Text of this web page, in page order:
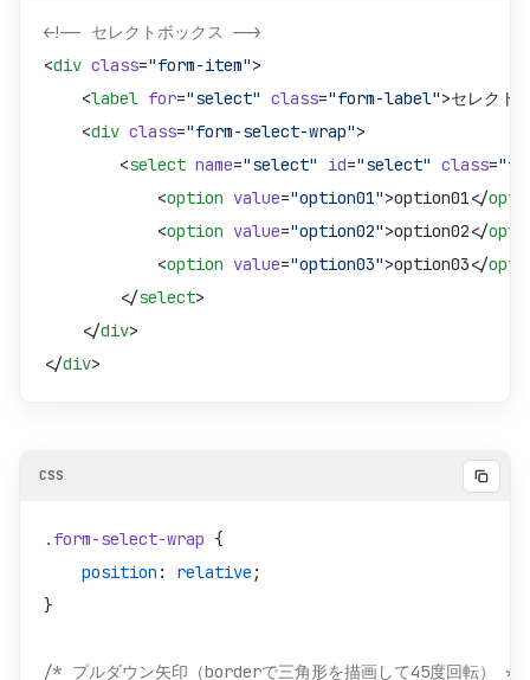
    left
    width
: var(--radio-checkbox-size
    height
: var(--radio-checkbox-size
    transform
<!-- セレクトボックス -->
<div class="form-item">
    <
label for="select" class="form-label">セレクト
    <
div class="form-select-wrap">
        <
select name="select" id="select" class=
            <
option value="option01">option01</
            <
option value="option02">option02</
            <
option value="option03">option03</
        </
select>
    </
div>
</div>
.form-select-wrap {
    position
: relative ;
}
/* プルダウン矢印（borderで三角形を描画して45度回転） */